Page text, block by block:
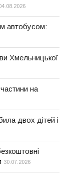
автобусом:
Хмельницької
частини на
двох дітей і
30.07.2026